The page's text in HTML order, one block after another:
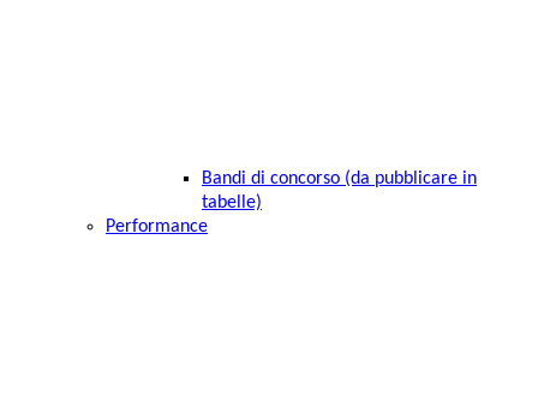
Bandi di concorso (da pubblicare in
tabelle)
Performance